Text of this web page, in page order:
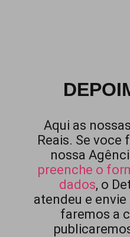
Aqui as
Reais. Se voce
nossa
preenche o
dados, o
atendeu e
faremos a